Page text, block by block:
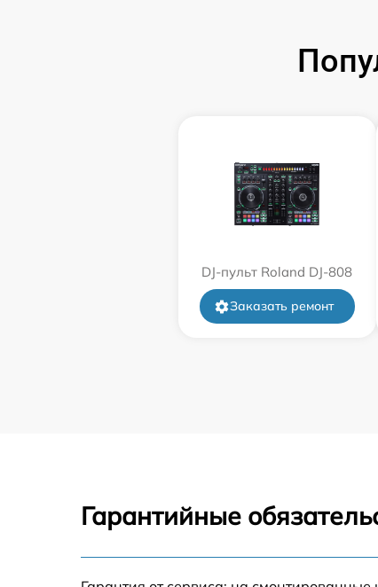
DJ-пульт Roland DJ-808
Заказать ремонт
Гарантийные